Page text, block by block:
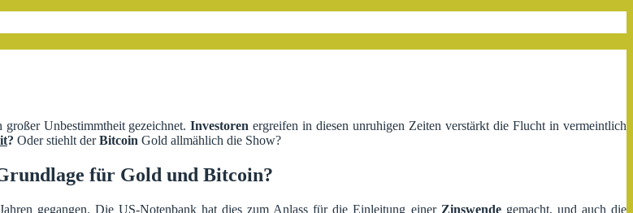
großer Unbestimmtheit gezeichnet.Investoren ergreifen in diesen unruhigen Zeiten verstärkt die Flucht in vermeintlich
? Oder stiehlt derBitcoin Gold allmählich die Show?
für Gold und Bitcoin?
gegangen. Die US-Notenbank hat dies zum Anlass für die Einleitung einer Zinswendegemacht, und auch die